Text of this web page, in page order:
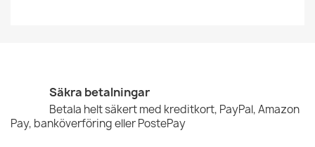
Säkra betalningar
Betala helt säkert med kreditkort, PayPal, Amazon
Pay, banköverföring eller PostePay